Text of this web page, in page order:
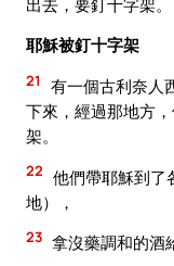
耶穌被釘十字架
21
有一個古利奈人
下來，經過那地方
架。
22 他們帶耶穌到了
地），
23 拿沒藥調和的酒